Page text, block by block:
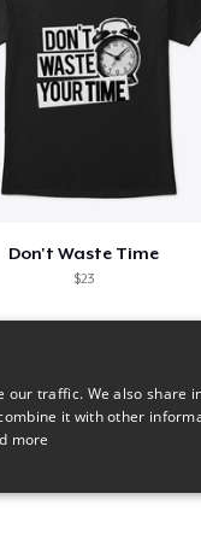
Don't Waste Time
$23
our traffic. We also share
it with other
more